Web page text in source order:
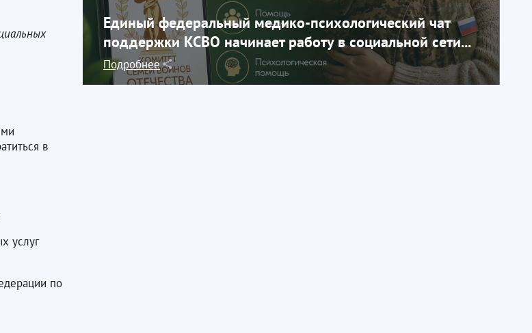
в
услуг
по
Единый федеральный медико-психологический чат
поддержки КСВО начинает работу в социальной сети...
Подробнее